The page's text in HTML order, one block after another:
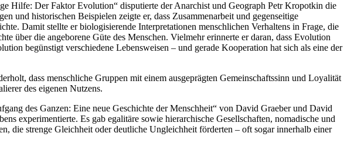
Hilfe: Der Faktor Evolution“ disputierte der Anarchist und Geograph Petr Kropotkin die
und historischen Beispielen zeigte er, dass Zusammenarbeit und gegenseitige
Damit stellte er biologisierende Interpretationen menschlichen Verhaltens in Frage, die
über die angeborene Güte des Menschen. Vielmehr erinnerte er daran, dass Evolution
begünstigt verschiedene Lebensweisen – und gerade Kooperation hat sich als eine der
dass menschliche Gruppen mit einem ausgeprägten Gemeinschaftssinn und Loyalität
des eigenen Nutzens.
des Ganzen: Eine neue Geschichte der Menschheit“ von David Graeber und David
experimentierte. Es gab egalitäre sowie hierarchische Gesellschaften, nomadische und
die strenge Gleichheit oder deutliche Ungleichheit förderten – oft sogar innerhalb einer